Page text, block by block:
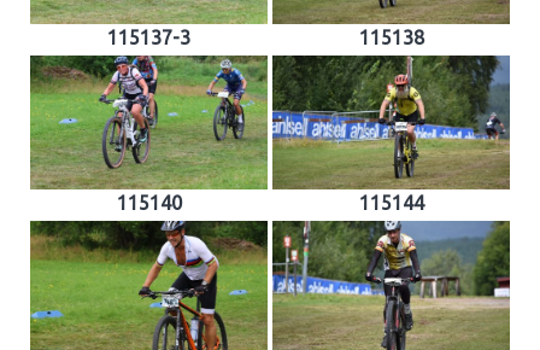
115137-3 115138
115140 115144